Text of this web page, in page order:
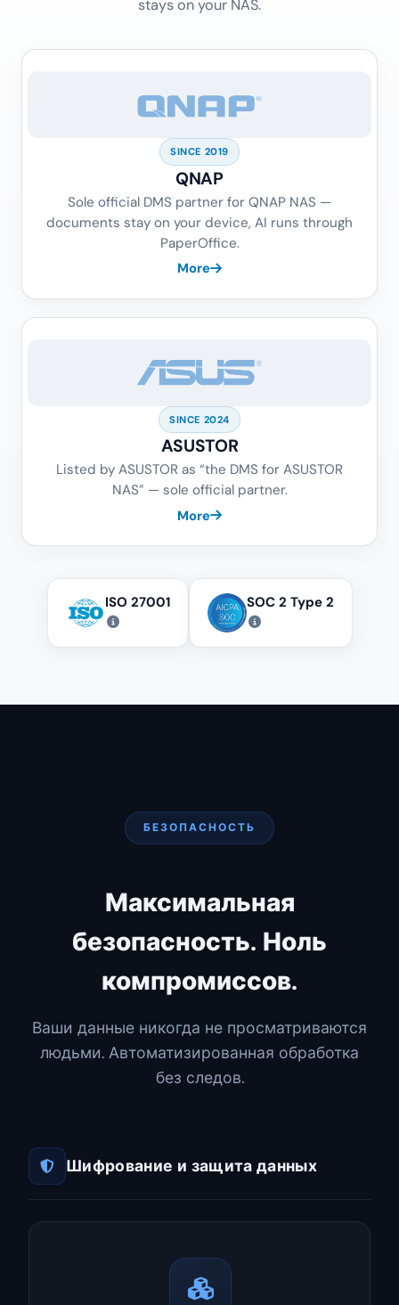
stays on your NAS.
SINCE 2019
QNAP
Sole official DMS partner for QNAP NAS —
documents stay on your device, AI runs through
PaperOffice.
More
SINCE 2024
ASUSTOR
Listed by ASUSTOR as “the DMS for ASUSTOR
NAS” — sole official partner.
More
ISO 27001 SOC 2 Type 2
БЕЗОПАСНОСТЬ
Максимальная
безопасность. Ноль
компромиссов.
Ваши данные никогда не просматриваются
людьми. Автоматизированная обработка
без следов.
Шифрование и защита данных